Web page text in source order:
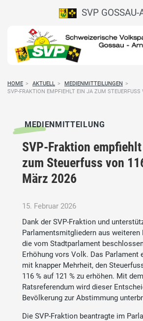
SVP GOSSAU-
HOME > AKTUELL > MEDIENMITTEILUNGEN >
SVP-FRAKTION EMPFIEHLT EIN JA ZUM STEUERFUSS
MEDIENMITTEILUNG
SVP-Fraktion
zum Steuerfuss von
März 2026
15. Februar 2026
Dank der SVP-Fraktion und
Parlamentsmitgliedern aus
die vom Stadtparlament
Erhöhung vors Volk. Das Parlament
mit knapper Mehrheit, den
116 % auf 121 % zu erhöhen. Mit dem
Ratsreferendum wird dieser
Bevölkerung zur Abstimmung
Die SVP-Fraktion beantragte im